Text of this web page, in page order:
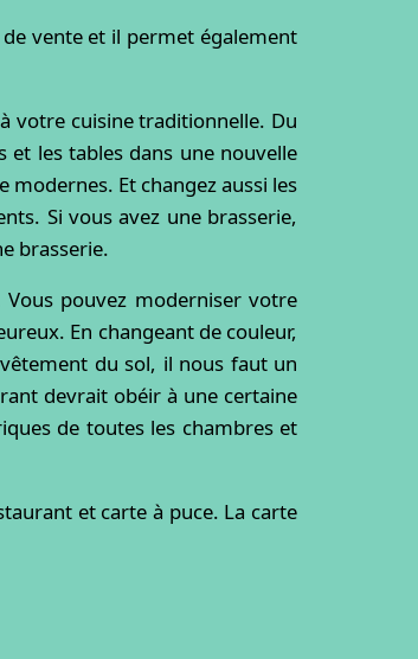
vente et il permet également
votre cuisine traditionnelle. Du
et les tables dans une nouvelle
Et changez aussi les
Si vous avez une brasserie,
brasserie.
pouvez moderniser votre
En changeant de couleur,
du sol, il nous faut un
devrait obéir à une certaine
de toutes les chambres et
et carte à puce. La carte